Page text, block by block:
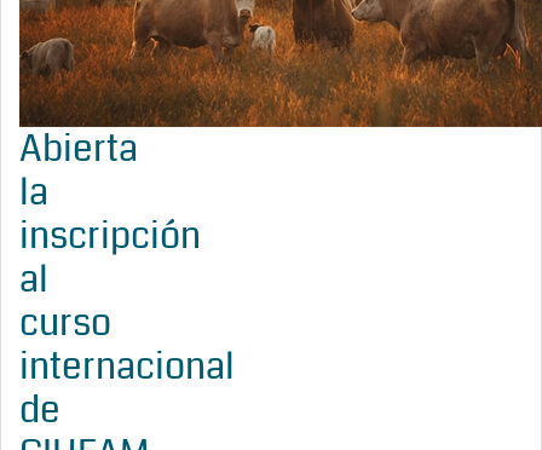
Abierta
la
inscripción
al
curso
internacional
de